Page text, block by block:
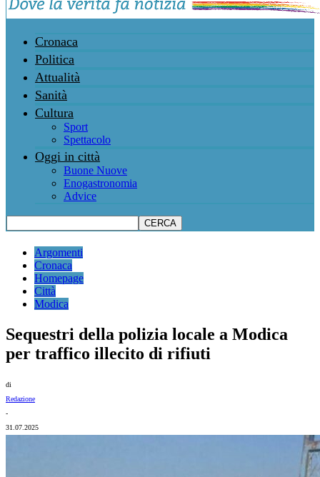
Cronaca
Politica
Attualità
Sanità
Cultura
Sport
Spettacolo
Oggi in città
Buone Nuove
Enogastronomia
Advice
Argomenti
Cronaca
Homepage
Città
Modica
Sequestri della polizia locale a Modica
per traffico illecito di rifiuti
di
Redazione
-
31.07.2025